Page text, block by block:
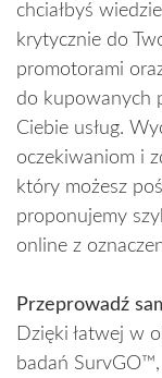
chciałbyś
krytycznie do
promotorami
do kupowanych
Ciebie usług.
oczekiwaniom i
który możesz
proponujemy
online z
Przeprowadź
Dzięki łatwej w
badań